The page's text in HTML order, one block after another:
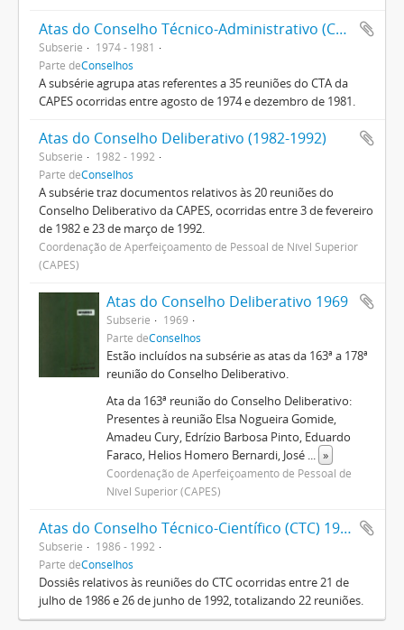
Atas do Conselho Técnico-Administrativo (CTA) 1974-1981
Subserie
1974 - 1981
Parte deConselhos
A subsérie agrupa atas referentes a 35 reuniões do CTA da
CAPES ocorridas entre agosto de 1974 e dezembro de 1981.
Atas do Conselho Deliberativo (1982-1992)
Subserie
1982 - 1992
Parte deConselhos
A subsérie traz documentos relativos às 20 reuniões do
Conselho Deliberativo da CAPES, ocorridas entre 3 de fevereiro
de 1982 e 23 de março de 1992.
Coordenação de Aperfeiçoamento de Pessoal de Nível Superior
(CAPES)
Atas do Conselho Deliberativo 1969
Subserie
1969
Parte deConselhos
Estão incluídos na subsérie as atas da 163ª a 178ª
reunião do Conselho Deliberativo.
Ata da 163ª reunião do Conselho Deliberativo:
Presentes à reunião Elsa Nogueira Gomide,
Amadeu Cury, Edrízio Barbosa Pinto, Eduardo
Faraco, Helios Homero Bernardi, José ... »
Coordenação de Aperfeiçoamento de Pessoal de
Nível Superior (CAPES)
Atas do Conselho Técnico-Científico (CTC) 1986-1992
Subserie
1986 - 1992
Parte deConselhos
Dossiês relativos às reuniões do CTC ocorridas entre 21 de
julho de 1986 e 26 de junho de 1992, totalizando 22 reuniões.